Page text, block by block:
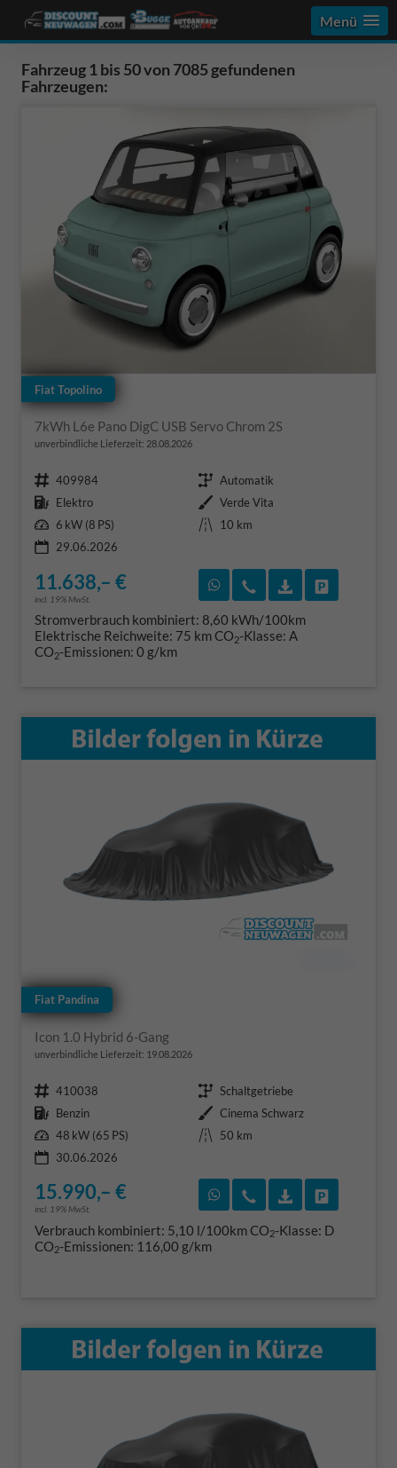
Menü
Fahrzeug 1 bis 50 von 7085 gefundenen
Fahrzeugen:
Fiat Topolino
7kWh L6e Pano DigC USB Servo Chrom 2S
unverbindliche Lieferzeit: 28.08.2026
Fahrzeugnr. 409984 Getriebe Automatik
Kraftstoff Elektro Außenfarbe Verde Vita
Leistung 6 kW (8 PS) Kilometerstand
10 km
29.06.2026
11.638,– €
incl. 19% MwSt.
Rückruf vereinbaren
Wir rufen Sie an
Stromverbrauch kombiniert: 8,60 kWh/100km
Elektrische Reichweite: 75 kmCO2-Klasse: A
CO2-Emissionen: 0 g/km
Fiat Pandina
Icon 1.0 Hybrid 6-Gang
unverbindliche Lieferzeit: 19.08.2026
Fahrzeugnr. 410038 Getriebe Schaltgetriebe
Kraftstoff Benzin Außenfarbe Cinema Schwarz
Leistung 48 kW (65 PS) Kilometerstand
50 km
30.06.2026
15.990,– €
incl. 19% MwSt.
Rückruf vereinbaren
Wir rufen Sie an
Verbrauch kombiniert: 5,10 l/100kmCO2-Klasse: D
CO2-Emissionen: 116,00 g/km